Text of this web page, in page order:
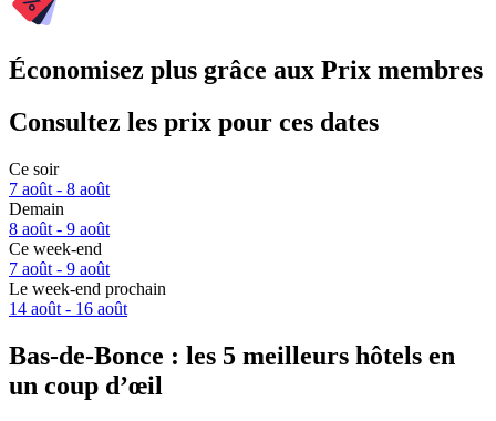
Économisez plus grâce aux Prix membres
Consultez les prix pour ces dates
Ce soir
7 août - 8 août
Demain
8 août - 9 août
Ce week-end
7 août - 9 août
Le week-end prochain
14 août - 16 août
Bas-de-Bonce : les 5 meilleurs hôtels en
un coup d’œil